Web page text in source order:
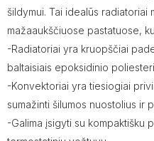
šildymui. Tai idealūs
mažaaukščiuose pastatuose,
-Radiatoriai yra kruopščiai
baltaisiais epoksidinio
-Konvektoriai yra tiesiogiai
sumažinti šilumos nuostolius ir
-Galima įsigyti su kompaktišku